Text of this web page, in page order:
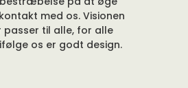
med os. Visionen
passer til alle, for alle
os er godt design.